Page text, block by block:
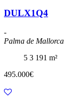
DULX1Q4
-
Palma de Mallorca
5 3 191 m²
495.000€